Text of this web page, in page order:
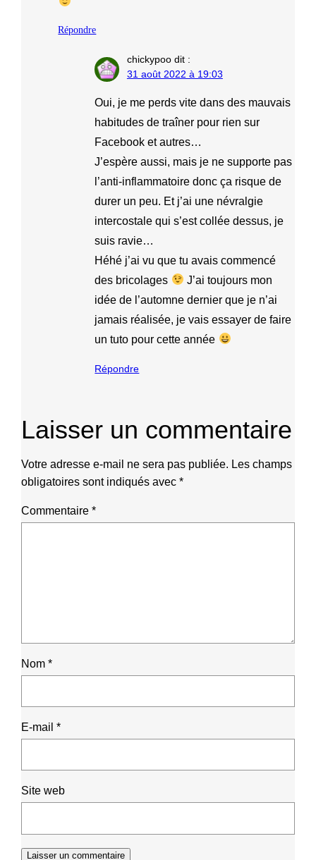
Répondre
chickypoo dit :
31 août 2022 à 19:03
Oui, je me perds vite dans des mauvais
habitudes de traîner pour rien sur
Facebook et autres…
J’espère aussi, mais je ne supporte pas
l’anti-inflammatoire donc ça risque de
durer un peu. Et j’ai une névralgie
intercostale qui s’est collée dessus, je
suis ravie…
Héhé j’ai vu que tu avais commencé
des bricolages
J’ai toujours mon
idée de l’automne dernier que je n’ai
jamais réalisée, je vais essayer de faire
un tuto pour cette année
Répondre
Laisser un commentaire
Votre adresse e-mail ne sera pas publiée. Les champs
obligatoires sont indiqués avec*
Commentaire*
Nom*
E-mail*
Site web